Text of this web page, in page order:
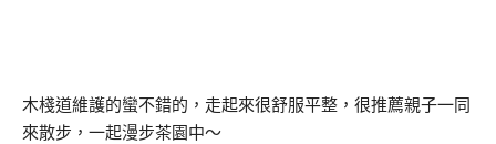
木棧道維護的蠻不錯的，走起來很舒服平整，很推薦親子一同
來散步，一起漫步茶園中～